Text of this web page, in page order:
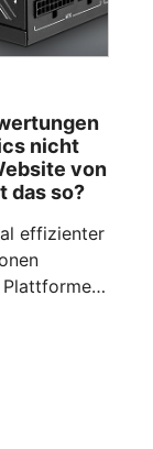
nicht
von
das so?
effizienter